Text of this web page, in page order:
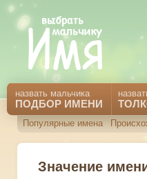
назвать мальчика
ПОДБОР ИМЕНИ
Популярные имена
Значение